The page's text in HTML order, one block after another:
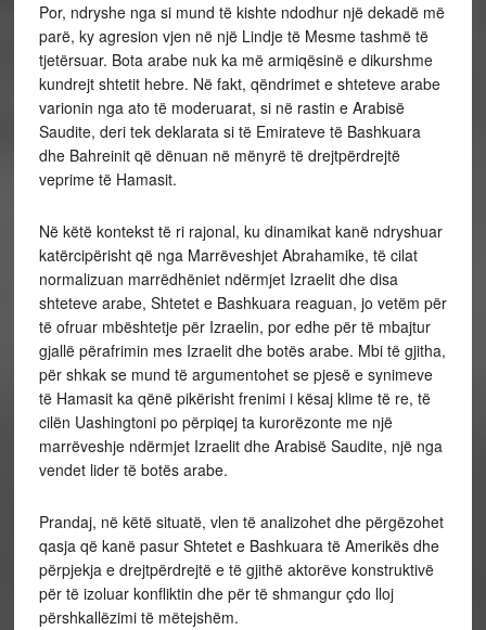
Por, ndryshe nga si mund të kishte ndodhur një dekadë më
parë, ky agresion vjen në një Lindje të Mesme tashmë të
tjetërsuar. Bota arabe nuk ka më armiqësinë e dikurshme
kundrejt shtetit hebre. Në fakt, qëndrimet e shteteve arabe
varionin nga ato të moderuarat, si në rastin e Arabisë
Saudite, deri tek deklarata si të Emirateve të Bashkuara
dhe Bahreinit që dënuan në mënyrë të drejtpërdrejtë
veprime të Hamasit.
Në këtë kontekst të ri rajonal, ku dinamikat kanë ndryshuar
katërcipërisht që nga Marrëveshjet Abrahamike, të cilat
normalizuan marrëdhëniet ndërmjet Izraelit dhe disa
shteteve arabe, Shtetet e Bashkuara reaguan, jo vetëm për
të ofruar mbështetje për Izraelin, por edhe për të mbajtur
gjallë përafrimin mes Izraelit dhe botës arabe. Mbi të gjitha,
për shkak se mund të argumentohet se pjesë e synimeve
të Hamasit ka qënë pikërisht frenimi i kësaj klime të re, të
cilën Uashingtoni po përpiqej ta kurorëzonte me një
marrëveshje ndërmjet Izraelit dhe Arabisë Saudite, një nga
vendet lider të botës arabe.
Prandaj, në këtë situatë, vlen të analizohet dhe përgëzohet
qasja që kanë pasur Shtetet e Bashkuara të Amerikës dhe
përpjekja e drejtpërdrejtë e të gjithë aktorëve konstruktivë
për të izoluar konfliktin dhe për të shmangur çdo lloj
përshkallëzimi të mëtejshëm.